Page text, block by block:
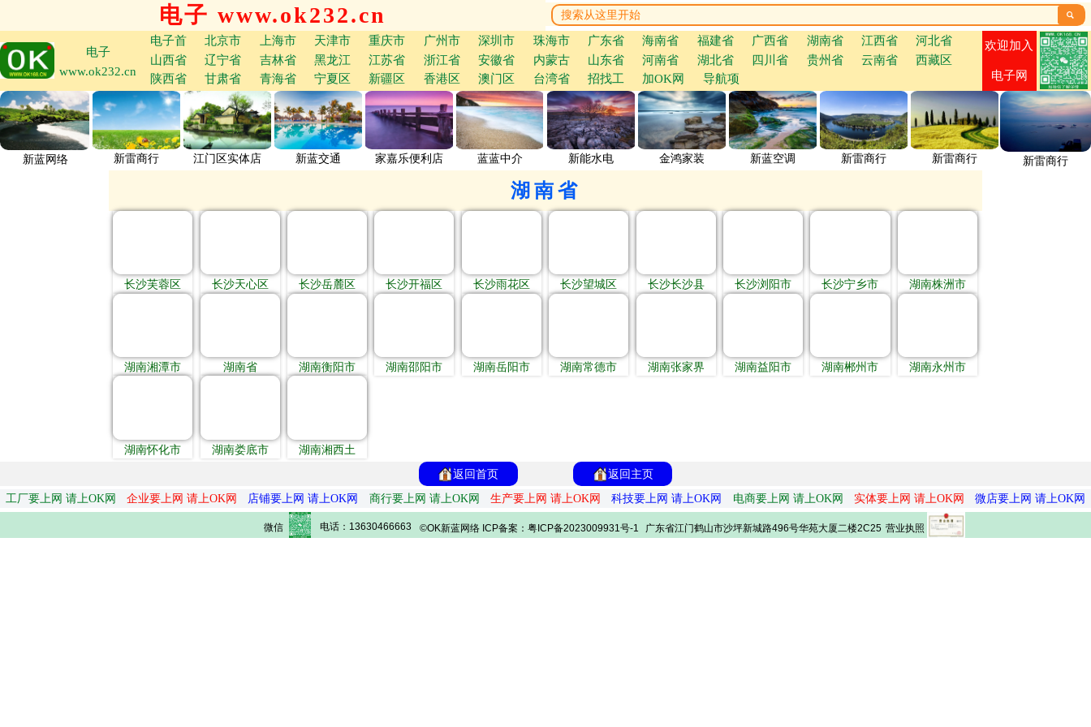
电子 www.ok232.cn 
电子
www.ok232.cn
电子首 北京市 上海市 天津市 重庆市 广州市 深圳市 珠海市 广东省 海南省 福建省 广西省 湖南省 江西省
河北省
山西省
辽宁省 吉林省 黑龙江 江苏省 浙江省 安徽省 内蒙古 山东省 河南省 湖北省 四川省 贵州省 云南省
西藏区
陕西省
甘肃省 青海省 宁夏区 新疆区 香港区 澳门区 台湾省 招找工 加OK网 导航项
欢迎加入
电子网
新蓝网络 新雷商行 江门区实体店 新蓝交通 家嘉乐便利店 蓝蓝中介 新能水电 金鸿家装 新蓝空调 新雷商行 新雷商行 新雷商行
湖南省
长沙芙蓉区 长沙天心区 长沙岳麓区 长沙开福区 长沙雨花区 长沙望城区 长沙长沙县 长沙浏阳市 长沙宁乡市 湖南株洲市
湖南湘潭市 湖南省 湖南衡阳市 湖南邵阳市 湖南岳阳市 湖南常德市 湖南张家界 湖南益阳市 湖南郴州市 湖南永州市
湖南怀化市 湖南娄底市
湖南湘西土
返回首页
返回主页
工厂要上网 请上OK网
企业要上网 请上OK网 店铺要上网 请上OK网 商行要上网 请上OK网 生产要上网 请上OK网 科技要上网 请上OK网 电商要上网 请上OK网 实体要上网 请上OK网 微店要上网 请上OK网
微信 电话：13630466663 ©OK新蓝网络 ICP备案：粤ICP备2023009931号-1 广东省江门鹤山市沙坪新城路496号华苑大厦二楼2C25 营业执照